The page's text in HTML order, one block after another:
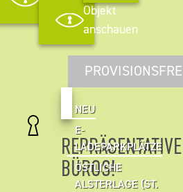
anschauenObjekt
anschauen
NEU
E-
LADEPARKPLÄTZE
ÖSTLICHE
ALSTERLAGE (ST.
REPRÄSENTATIVE
BÜROS!